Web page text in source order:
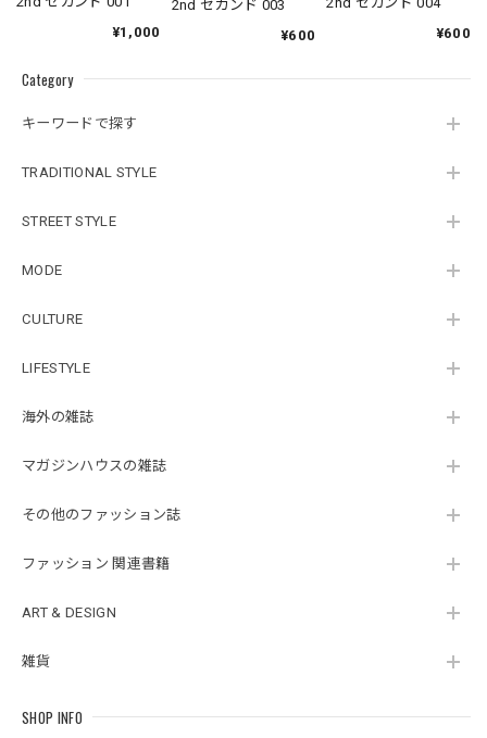
Category
キーワードで探す
TRADITIONAL STYLE
STREET STYLE
MODE
CULTURE
LIFESTYLE
海外の雑誌
マガジンハウスの雑誌
その他のファッション誌
ファッション 関連書籍
ART & DESIGN
雑貨
SHOP INFO
¥1,000
2nd セカンド 003
¥600
¥600